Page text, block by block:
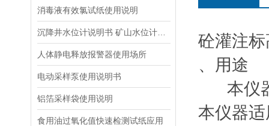
消毒液有效氯试纸使用说明
人体静电释放报警器使用场所
电动采样泵使用说明书
铝箔采样袋使用说明
食用油过氧化值快速检测试纸应用
砼灌注
、用途
本仪器
本仪器